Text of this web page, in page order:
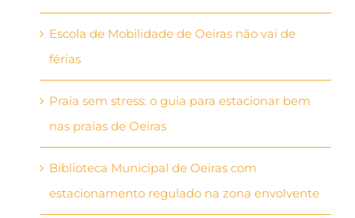
Escola de Mobilidade de Oeiras não vai de
férias
Praia sem stress: o guia para estacionar bem
nas praias de Oeiras
Biblioteca Municipal de Oeiras com
estacionamento regulado na zona envolvente